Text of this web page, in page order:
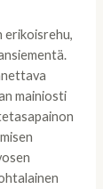
erikoisrehu,
mainiosti